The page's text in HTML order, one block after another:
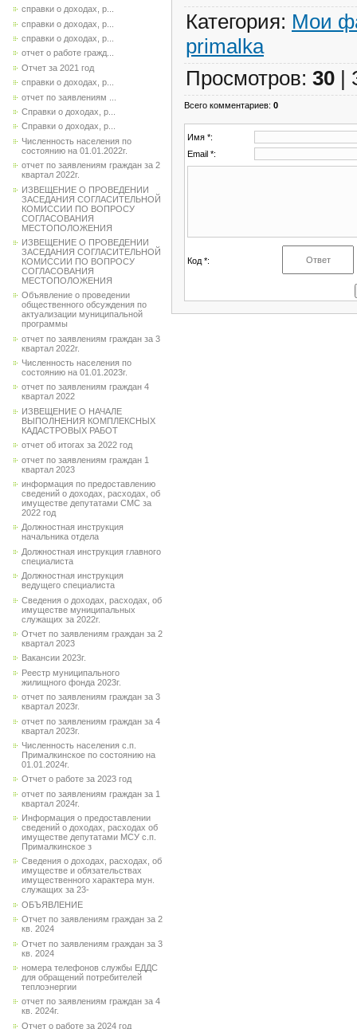
справки о доходах, р...
справки о доходах, р...
справки о доходах, р...
отчет о работе гражд...
Отчет за 2021 год
справки о доходах, р...
отчет по заявлениям ...
Справки о доходах, р...
Справки о доходах, р...
Численность населения по
состоянию на 01.01.2022г.
отчет по заявлениям граждан за 2
квартал 2022г.
ИЗВЕЩЕНИЕ О ПРОВЕДЕНИИ
ЗАСЕДАНИЯ СОГЛАСИТЕЛЬНОЙ
КОМИССИИ ПО ВОПРОСУ
СОГЛАСОВАНИЯ
МЕСТОПОЛОЖЕНИЯ
ИЗВЕЩЕНИЕ О ПРОВЕДЕНИИ
ЗАСЕДАНИЯ СОГЛАСИТЕЛЬНОЙ
КОМИССИИ ПО ВОПРОСУ
СОГЛАСОВАНИЯ
МЕСТОПОЛОЖЕНИЯ
Объявление о проведении
общественного обсуждения по
актуализации муниципальной
программы
отчет по заявлениям граждан за 3
квартал 2022г.
Численность населения по
состоянию на 01.01.2023г.
отчет по заявлениям граждан 4
квартал 2022
ИЗВЕЩЕНИЕ О НАЧАЛЕ
ВЫПОЛНЕНИЯ КОМПЛЕКСНЫХ
КАДАСТРОВЫХ РАБОТ
отчет об итогах за 2022 год
отчет по заявлениям граждан 1
квартал 2023
информация по предоставлению
сведений о доходах, расходах, об
имуществе депутатами СМС за
2022 год
Должностная инструкция
начальника отдела
Должностная инструкция главного
специалиста
Должностная инструкция
ведущего специалиста
Сведения о доходах, расходах, об
имуществе муниципальных
служащих за 2022г.
Отчет по заявлениям граждан за 2
квартал 2023
Вакансии 2023г.
Реестр муниципального
жилищного фонда 2023г.
отчет по заявлениям граждан за 3
квартал 2023г.
отчет по заявлениям граждан за 4
квартал 2023г.
Численность населения с.п.
Прималкинское по состоянию на
01.01.2024г.
Отчет о работе за 2023 год
отчет по заявлениям граждан за 1
квартал 2024г.
Информация о предоставлении
сведений о доходах, расходах об
имуществе депутатами МСУ с.п.
Прималкинское з
Сведения о доходах, расходах, об
имуществе и обязательствах
имущественного характера мун.
служащих за 23-
ОБЪЯВЛЕНИЕ
Отчет по заявлениям граждан за 2
кв. 2024
Отчет по заявлениям граждан за 3
кв. 2024
номера телефонов службы ЕДДС
для обращений потребителей
теплоэнергии
отчет по заявлениям граждан за 4
кв. 2024г.
Отчет о работе за 2024 год
Категория: Мои
primalka
Просмотров: 30 |
Всего комментариев: 0
Имя *:
Email *:
Код *: